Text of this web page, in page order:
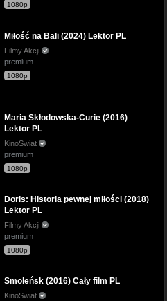
1080p
Miłość na Bali (2024) Lektor PL
Filmy Akcji
premium
1080p
Maria Skłodowska-Curie (2016)
Lektor PL
KinoSwiat
premium
1080p
Doris: Historia pewnej miłości (2018)
Lektor PL
Filmy Akcji
premium
1080p
Smoleńsk (2016) Cały film PL
KinoSwiat